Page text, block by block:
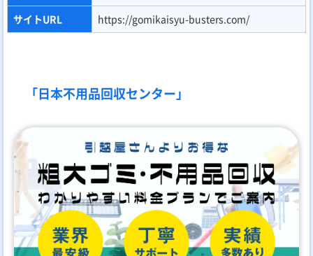
サイトURL https://gomikaisyu-busters.com/
「日本不用品回収センター」